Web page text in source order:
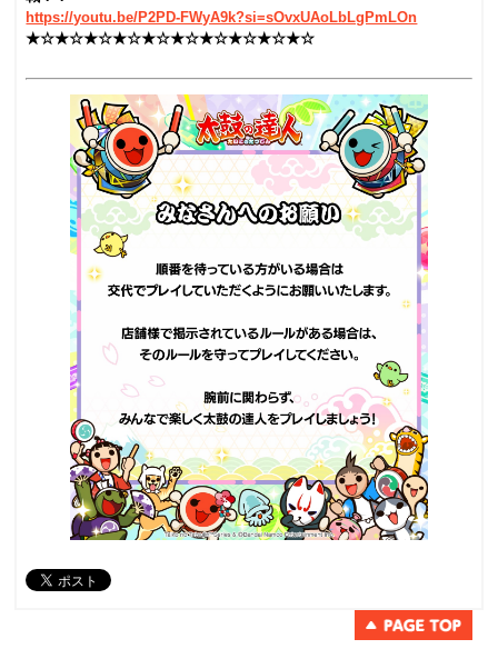
https://youtu.be/P2PD-FWyA9k?si=sOvxUAoLbLgPmLOn
★☆★☆★☆★☆★☆★☆★☆★☆★☆★☆